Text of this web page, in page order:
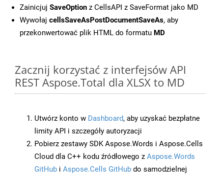
Zainicjuj SaveOption z CellsAPI z SaveFormat jako MD
Wywołaj cellsSaveAsPostDocumentSaveAs, aby
przekonwertować plik HTML do formatu MD
Zacznij korzystać z interfejsów API
REST Aspose.Total dla XLSX to MD
Utwórz konto w Dashboard, aby uzyskać bezpłatne
limity API i szczegóły autoryzacji
Pobierz zestawy SDK Aspose.Words i Aspose.Cells
Cloud dla C++ kodu źródłowego z Aspose.Words
GitHub i Aspose.Cells GitHub do samodzielnej